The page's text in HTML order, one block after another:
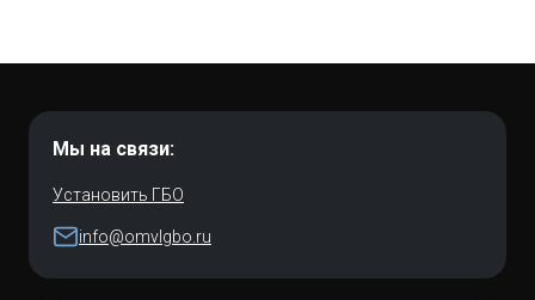
Мы на связи:
Установить ГБО
info@omvlgbo.ru